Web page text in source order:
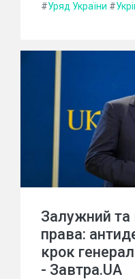
#Уряд України #
Залужний та
права:
крок
- Завтра.UA